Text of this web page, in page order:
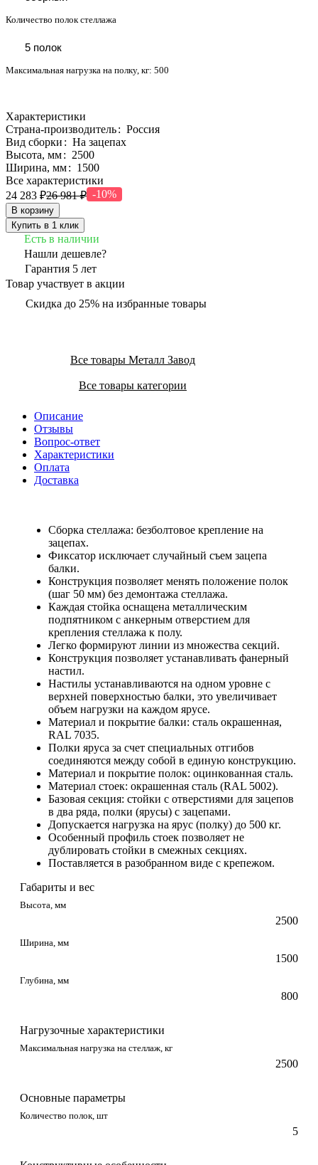
Количество полок стеллажа
5 полок
Максимальная нагрузка на полку, кг: 500
Характеристики
Страна-производитель: Россия
Вид сборки : На зацепах
Высота, мм: 2500
Ширина, мм: 1500
Все характеристики
24 283 ₽26 981 ₽ -10%
В корзину
Купить в 1 клик
Есть в наличии
Нашли дешевле?
Гарантия 5 лет
Товар участвует в акции
Скидка до 25% на избранные товары
Все товары Металл Завод
Все товары категории
Описание
Отзывы
Вопрос-ответ
Характеристики
Оплата
Доставка
Сборка стеллажа: безболтовое крепление на
зацепах.
Фиксатор исключает случайный съем зацепа
балки.
Конструкция позволяет менять положение полок
(шаг 50 мм) без демонтажа стеллажа.
Каждая стойка оснащена металлическим
подпятником с анкерным отверстием для
крепления стеллажа к полу.
Легко формируют линии из множества секций.
Конструкция позволяет устанавливать фанерный
настил.
Настилы устанавливаются на одном уровне с
верхней поверхностью балки, это увеличивает
объем нагрузки на каждом ярусе.
Материал и покрытие балки: сталь окрашенная,
RAL 7035.
Полки яруса за счет специальных отгибов
соединяются между собой в единую конструкцию.
Материал и покрытие полок: оцинкованная сталь.
Материал стоек: окрашенная сталь (RAL 5002).
Базовая секция: стойки с отверстиями для зацепов
в два ряда, полки (ярусы) с зацепами.
Допускается нагрузка на ярус (полку) до 500 кг.
Особенный профиль стоек позволяет не
дублировать стойки в смежных секциях.
Поставляется в разобранном виде с крепежом.
Габариты и вес
Высота, мм
2500
Ширина, мм
1500
Глубина, мм
800
Нагрузочные характеристики
Максимальная нагрузка на стеллаж, кг
2500
Основные параметры
Количество полок, шт
5